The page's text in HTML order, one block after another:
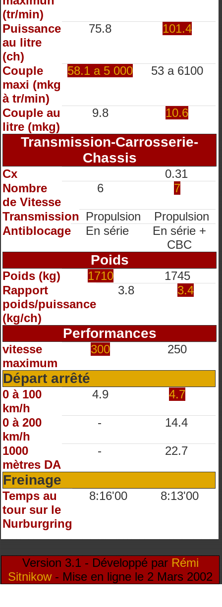
(tr/min)
Puissance
au litre
(ch)
75.8 101.4
Couple
maxi (mkg
à tr/min)
58.1 a 5 000 53 a 6100
Couple au
litre (mkg)
9.8 10.6
Transmission-Carrosserie-
Chassis
Cx
0.31
Nombre
de Vitesse
6 7
Transmission Propulsion
Propulsion
Antiblocage
En série
En série +
CBC
Poids
Poids (kg) 1710
1745
Rapport
poids/puissance
(kg/ch)
3.8 3.4
Performances
vitesse
maximum
300 250
Départ arrêté
0 à 100
km/h
4.9 4.7
0 à 200
km/h
- 14.4
1000
mètres DA
- 22.7
Freinage
Temps au
tour sur le
Nurburgring
8:16'00 8:13'00
Version 3.1 - Développé par Rémi
Sitnikow- Mise en ligne le 2 Mars 2002